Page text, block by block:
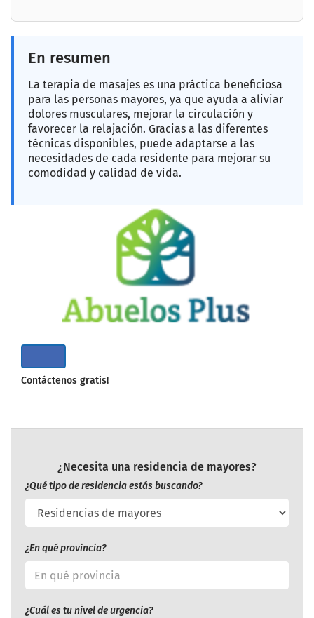
En resumen
La terapia de masajes es una práctica beneficiosa
para las personas mayores, ya que ayuda a aliviar
dolores musculares, mejorar la circulación y
favorecer la relajación. Gracias a las diferentes
técnicas disponibles, puede adaptarse a las
necesidades de cada residente para mejorar su
comodidad y calidad de vida.
Contáctenos gratis!
¿Necesita una residencia de mayores?
¿Qué tipo de residencia estás buscando?
¿En qué provincia?
¿Cuál es tu nivel de urgencia?